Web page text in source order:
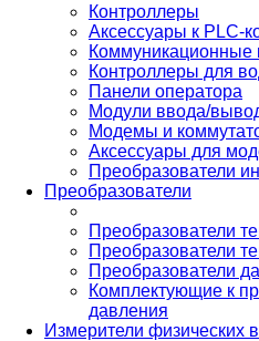
Контроллеры
Аксессуары к PLC-
Коммуникационные
Контроллеры для
Панели оператора
Модули ввода/
Модемы и
Аксессуары для
Преобразователи
Преобразователи
Преобразователи
Преобразователи
Преобразователи
Комплектующие к
давления
Измерители физических